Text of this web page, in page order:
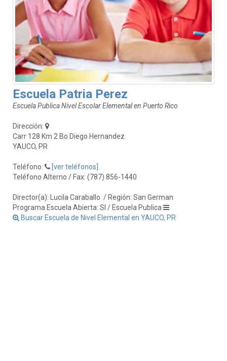
Escuela Patria Perez
Escuela Publica Nivel Escolar Elemental en Puerto Rico
Dirección:
Carr 128 Km 2 Bo Diego Hernandez
YAUCO, PR
Teléfono:
[ver teléfonos]
Teléfono Alterno / Fax: (787) 856-1440
Director(a): Lucila Caraballo / Región: San German
Programa Escuela Abierta: SI / Escuela Publica
Buscar Escuela de Nivel Elemental en YAUCO, PR